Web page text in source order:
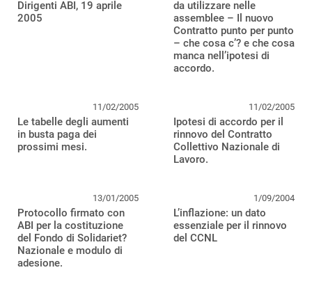
Dirigenti ABI, 19 aprile
2005
da utilizzare nelle
assemblee – Il nuovo
Contratto punto per punto
– che cosa c’? e che cosa
manca nell’ipotesi di
accordo.
11/02/2005
Le tabelle degli aumenti
in busta paga dei
prossimi mesi.
11/02/2005
Ipotesi di accordo per il
rinnovo del Contratto
Collettivo Nazionale di
Lavoro.
13/01/2005
Protocollo firmato con
ABI per la costituzione
del Fondo di Solidariet?
Nazionale e modulo di
adesione.
1/09/2004
L’inflazione: un dato
essenziale per il rinnovo
del CCNL